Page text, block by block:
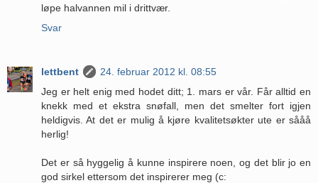
løpe halvannen mil i drittvær.
Svar
lettbent
24. februar 2012 kl. 08:55
Jeg er helt enig med hodet ditt; 1. mars er vår. Får alltid en
knekk med et ekstra snøfall, men det smelter fort igjen
heldigvis. At det er mulig å kjøre kvalitetsøkter ute er sååå
herlig!
Det er så hyggelig å kunne inspirere noen, og det blir jo en
god sirkel ettersom det inspirerer meg (c: